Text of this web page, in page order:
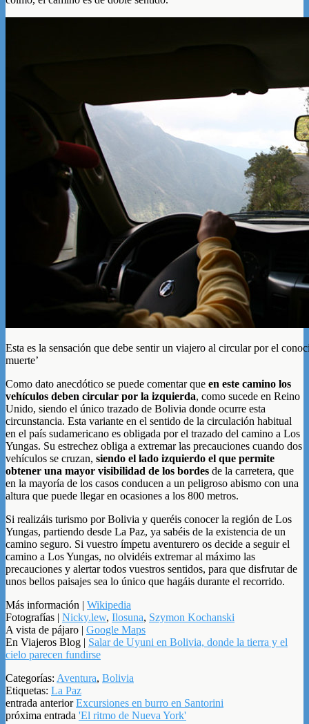
Esta es la sensación que debe sentir un viajero al circular por el
muerte’
Como dato anecdótico se puede comentar que en este camino los
vehículos deben circular por la izquierda, como sucede en Reino
Unido, siendo el único trazado de Bolivia donde ocurre esta
circunstancia. Esta variante en el sentido de la circulación habitual
en el país sudamericano es obligada por el trazado del camino a Los
Yungas. Su estrechez obliga a extremar las precauciones cuando dos
vehículos se cruzan, siendo el lado izquierdo el que permite
obtener una mayor visibilidad de los bordes de la carretera, que
en la mayoría de los casos conducen a un peligroso abismo con una
altura que puede llegar en ocasiones a los 800 metros.
Si realizáis turismo por Bolivia y queréis conocer la región de Los
Yungas, partiendo desde La Paz, ya sabéis de la existencia de un
camino seguro. Si vuestro ímpetu aventurero os decide a seguir el
camino a Los Yungas, no olvidéis extremar al máximo las
precauciones y alertar todos vuestros sentidos, para que disfrutar de
unos bellos paisajes sea lo único que hagáis durante el recorrido.
Más información | Wikipedia
Fotografías | Nicky.lew, Ilosuna, Szymon Kochanski
A vista de pájaro | Google Maps
En Viajeros Blog | Salar de Uyuni en Bolivia, donde la tierra y el
cielo parecen fundirse
Categorías: Aventura, Bolivia
Etiquetas: La Paz
entrada anteriorExcursiones en burro en Santorini
próxima entrada 'El ritmo de Nueva York'